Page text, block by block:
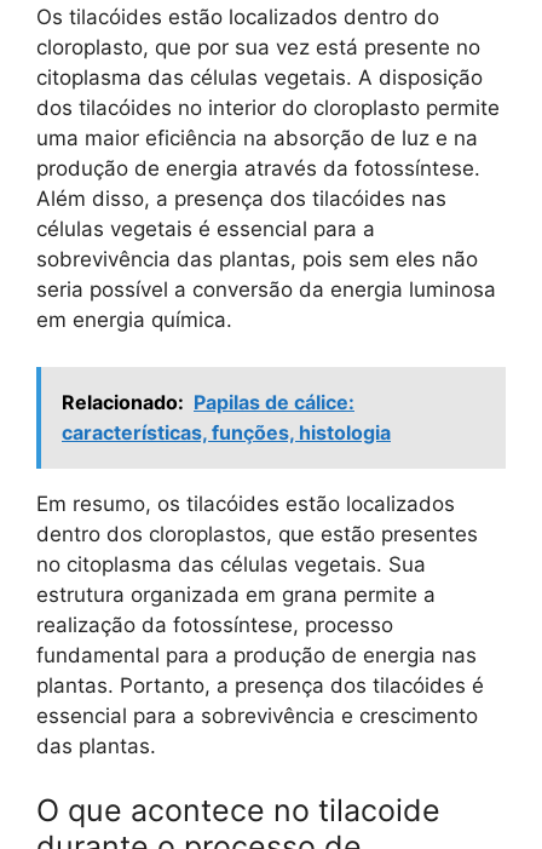
Os tilacóides estão localizados dentro do
cloroplasto, que por sua vez está presente no
citoplasma das células vegetais. A disposição
dos tilacóides no interior do cloroplasto permite
uma maior eficiência na absorção de luz e na
produção de energia através da fotossíntese.
Além disso, a presença dos tilacóides nas
células vegetais é essencial para a
sobrevivência das plantas, pois sem eles não
seria possível a conversão da energia luminosa
em energia química.
Relacionado: Papilas de cálice:
características, funções, histologia
Em resumo, os tilacóides estão localizados
dentro dos cloroplastos, que estão presentes
no citoplasma das células vegetais. Sua
estrutura organizada em grana permite a
realização da fotossíntese, processo
fundamental para a produção de energia nas
plantas. Portanto, a presença dos tilacóides é
essencial para a sobrevivência e crescimento
das plantas.
O que acontece no tilacoide